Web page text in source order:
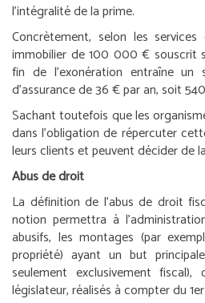
l’intégralité de la prime.
Concrètement, selon les
immobilier de 100 000 € souscrit
fin de l’exonération entraîne un
d’assurance de 36 € par an, soit
Sachant toutefois que les
dans l’obligation de répercuter
leurs clients et peuvent décider de
Abus de droit
La définition de l’abus de droit
notion permettra à
abusifs, les montages (par
propriété) ayant un but
seulement exclusivement
législateur, réalisés à compter du 1er